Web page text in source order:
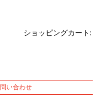
ショッピングカート:
い合わせ